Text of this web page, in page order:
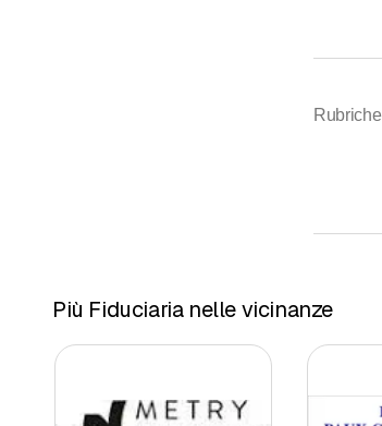
Rubriche
Più Fiduciaria nelle vicinanze